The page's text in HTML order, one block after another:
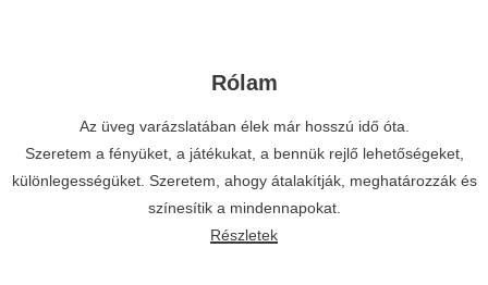
Rólam
Az üveg varázslatában élek már hosszú idő óta.
Szeretem a fényüket, a játékukat, a bennük rejlő lehetőségeket,
különlegességüket. Szeretem, ahogy átalakítják, meghatározzák és
színesítik a mindennapokat.
Részletek